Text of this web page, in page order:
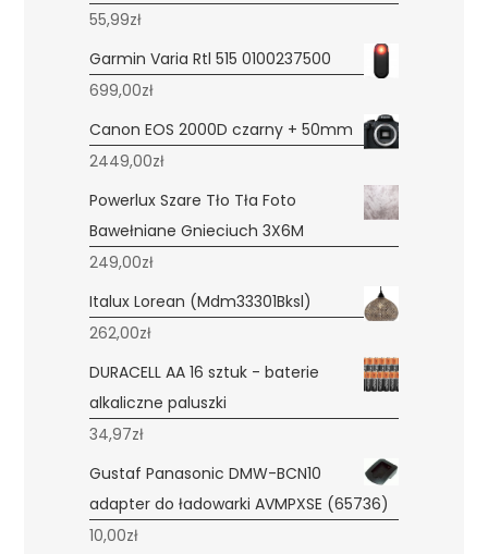
55,99zł
Garmin Varia Rtl 515 0100237500
699,00zł
Canon EOS 2000D czarny + 50mm
2449,00zł
Powerlux Szare Tło Tła Foto
Bawełniane Gnieciuch 3X6M
249,00zł
Italux Lorean (Mdm33301Bksl)
262,00zł
DURACELL AA 16 sztuk - baterie
alkaliczne paluszki
34,97zł
Gustaf Panasonic DMW-BCN10
adapter do ładowarki AVMPXSE (65736)
10,00zł